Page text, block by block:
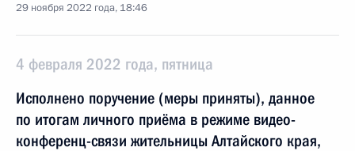
29 ноября 2022 года, 18:46
4 февраля 2022 года, пятница
Исполнено поручение (меры приняты), данное
по итогам личного приёма в режиме видео-
конференц-связи жительницы Алтайского края,